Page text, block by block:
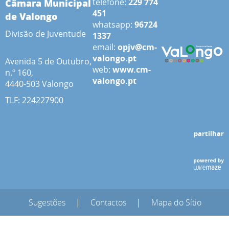
Câmara Municipal
de Valongo
Divisão de Juventude
Avenida 5 de Outubro,
n.º 160,
4440-503 Valongo
TLF: 224227900
451
whatsapp:96724
1337
email:opjv@cm-
valongo.pt
web:www.cm-
valongo.pt
partilhar
Sugestões | Contactos | Mapa do Sítio